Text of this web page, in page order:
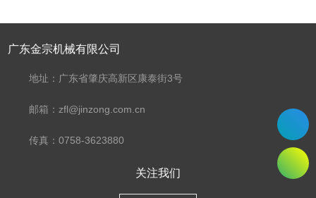
广东金宗机械有限公司
地址：广东省肇庆高新区康泰街3号
邮箱：zfl@jinzong.com.cn
传真：0758-3623880
关注我们